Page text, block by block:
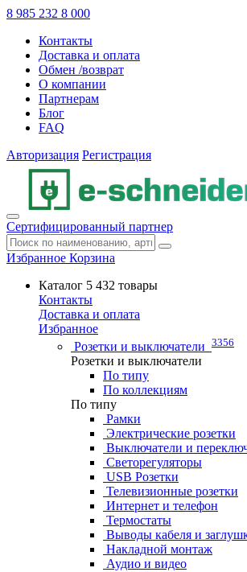
8 985 232 8 000
Контакты
Доставка и оплата
Обмен /возврат
О компании
Партнерам
Блог
FAQ
Авторизация Регистрация
Сертифицированный партнер
Избранное Корзина
Каталог 5 432 товары
Контакты
Доставка и оплата
Избранное
Розетки и выключатели 3356
Розетки и выключатели
По типу
По коллекциям
По типу
Рамки
Электрические розетки
Выключатели и
Светорегуляторы
USB Розетки
Телевизионные розетки
Интернет и телефон
Термостаты
Выводы кабеля и
Накладной монтаж
Аудио и видео